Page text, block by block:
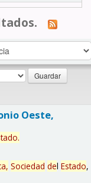
Oeste,
.
Sociedad del Estado,